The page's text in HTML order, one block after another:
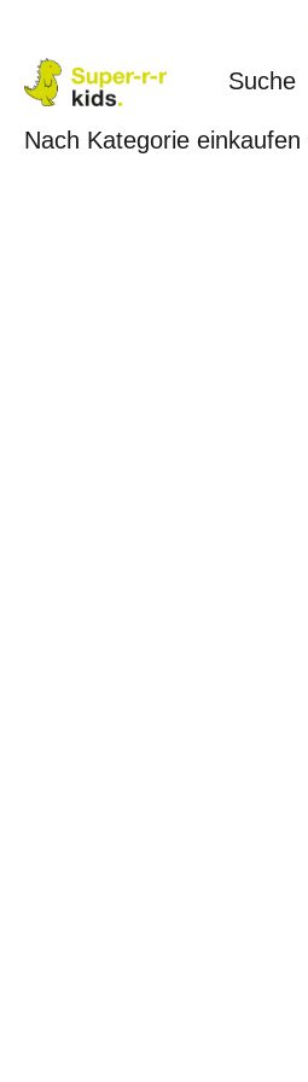
Nach Kategorie einkaufen